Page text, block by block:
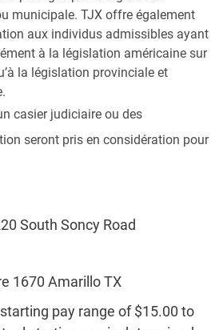
municipale. TJX offre également
aux individus admissibles ayant
à la législation américaine sur
la législation provinciale et
casier judiciaire ou des
seront pris en considération pour
South Soncy Road
1670 Amarillo TX
pay range of $15.00 to